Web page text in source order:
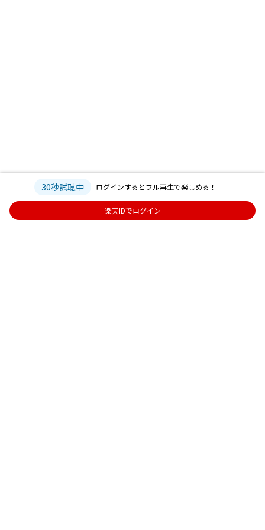
30秒試聴中 ログインするとフル再生で楽しめる！
楽天IDでログイン